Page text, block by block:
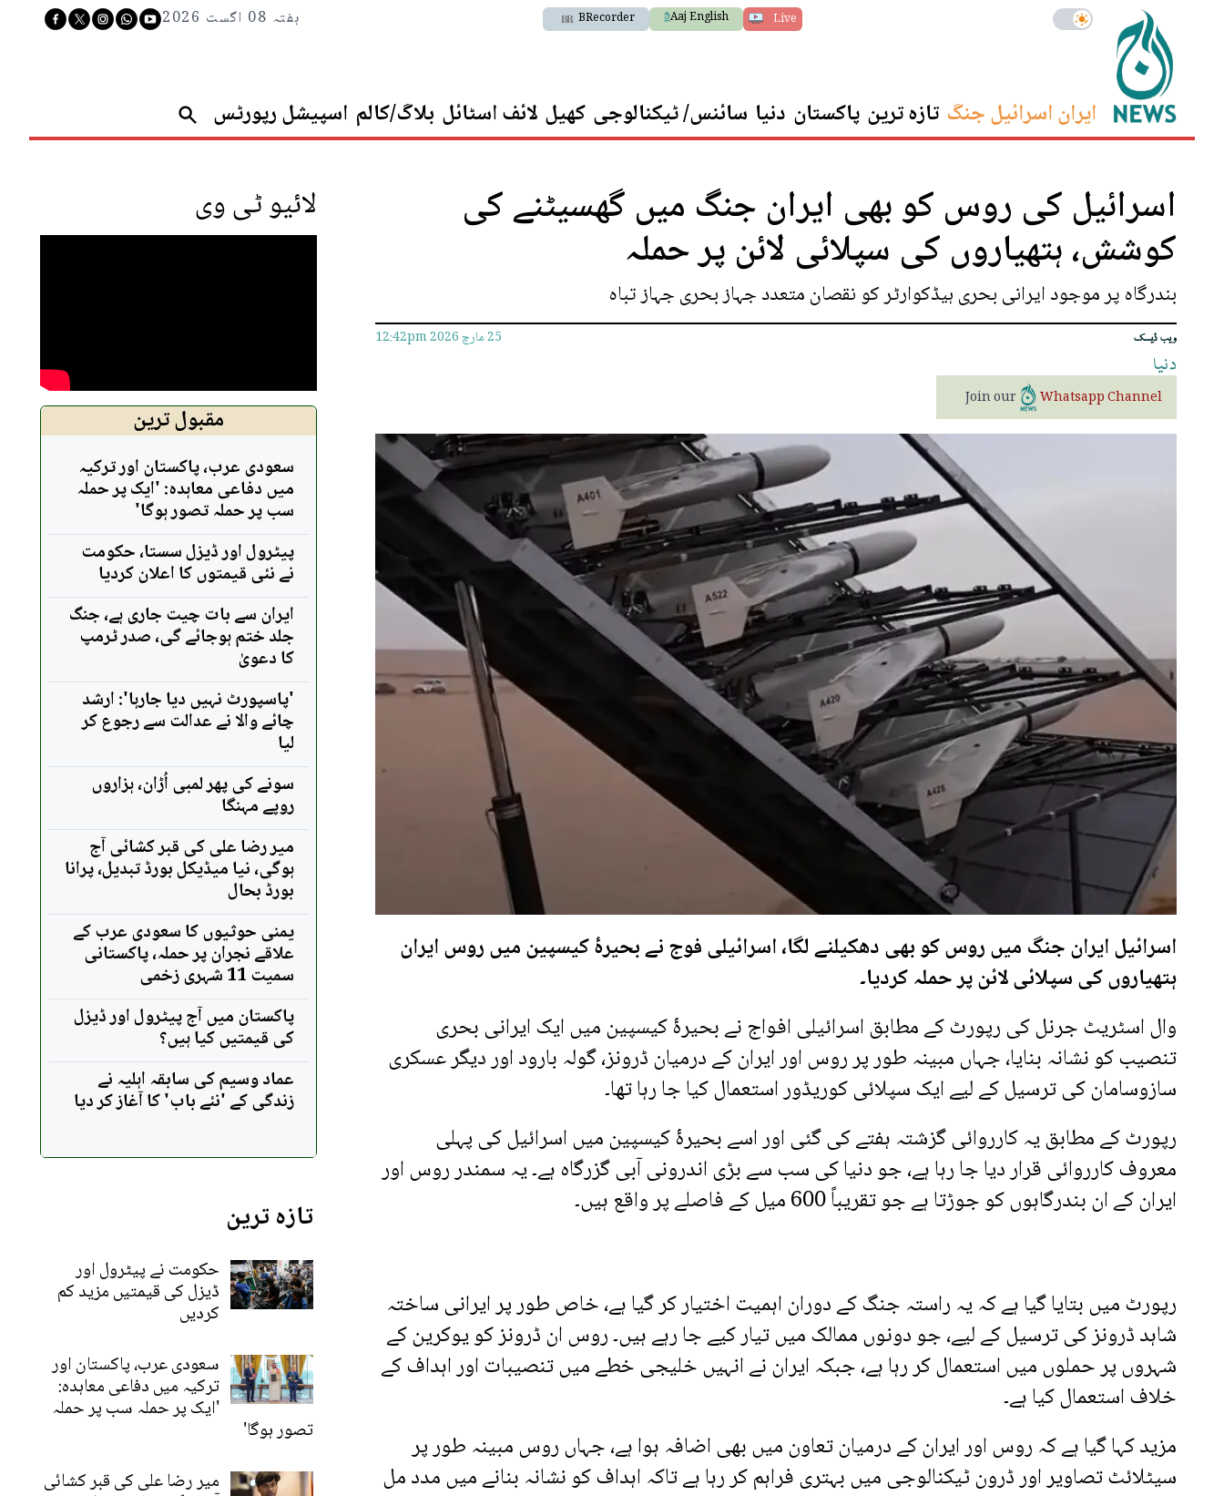
Live
Aaj English
BRecorder ہفتہ 08 اگست 2026
ایران اسرائیل جنگ تازہ ترین پاکستان دنیا سائنس/ ٹیکنالوجی کھیل لائف اسٹائل بلاگ/کالم اسپیشل رپورٹس
اسرائیل کی روس کو بھی ایران جنگ میں گھسیٹنے کی
کوشش، ہتھیاروں کی سپلائی لائن پر حملہ
بندرگاہ پر موجود ایرانی بحری ہیڈکوارٹر کو نقصان متعدد جہاز بحری جہاز تباہ
ویب ڈیسک 25 مارچ 2026 12:42pm
دنیا
Join our Whatsapp Channel
اسرائیل ایران جنگ میں روس کو بھی دھکیلنے لگا، اسرائیلی فوج نے بحیرۂ کیسپین میں روس ایران
ہتھیاروں کی سپلائی لائن پر حملہ کردیا۔
وال اسٹریٹ جرنل کی رپورٹ کے مطابق اسرائیلی افواج نے بحیرۂ کیسپین میں ایک ایرانی بحری
تنصیب کو نشانہ بنایا، جہاں مبینہ طور پر روس اور ایران کے درمیان ڈرونز، گولہ بارود اور دیگر عسکری
سازوسامان کی ترسیل کے لیے ایک سپلائی کوریڈور استعمال کیا جا رہا تھا۔
رپورٹ کے مطابق یہ کارروائی گزشتہ ہفتے کی گئی اور اسے بحیرۂ کیسپین میں اسرائیل کی پہلی
معروف کارروائی قرار دیا جا رہا ہے، جو دنیا کی سب سے بڑی اندرونی آبی گزرگاہ ہے۔ یہ سمندر روس اور
ایران کے ان بندرگاہوں کو جوڑتا ہے جو تقریباً 600 میل کے فاصلے پر واقع ہیں۔
رپورٹ میں بتایا گیا ہے کہ یہ راستہ جنگ کے دوران اہمیت اختیار کر گیا ہے، خاص طور پر ایرانی ساختہ
شاہد ڈرونز کی ترسیل کے لیے، جو دونوں ممالک میں تیار کیے جا رہے ہیں۔ روس ان ڈرونز کو یوکرین کے
شہروں پر حملوں میں استعمال کر رہا ہے، جبکہ ایران نے انہیں خلیجی خطے میں تنصیبات اور اہداف کے
خلاف استعمال کیا ہے۔
مزید کہا گیا ہے کہ روس اور ایران کے درمیان تعاون میں بھی اضافہ ہوا ہے، جہاں روس مبینہ طور پر
سیٹلائٹ تصاویر اور ڈرون ٹیکنالوجی میں بہتری فراہم کر رہا ہے تاکہ اہداف کو نشانہ بنانے میں مدد مل
لائیو ٹی وی
مقبول ترین
سعودی عرب، پاکستان اور ترکیہ
میں دفاعی معاہدہ: 'ایک پر حملہ
سب پر حملہ تصور ہوگا'
پیٹرول اور ڈیزل سستا، حکومت
نے نئی قیمتوں کا اعلان کردیا
ایران سے بات چیت جاری ہے، جنگ
جلد ختم ہوجائے گی، صدر ٹرمپ
کا دعویٰ
'پاسپورٹ نہیں دیا جارہا': ارشد
چائے والا نے عدالت سے رجوع کر
لیا
سونے کی پھر لمبی اُڑان، ہزاروں
روپے مہنگا
میر رضا علی کی قبر کشائی آج
ہوگی، نیا میڈیکل بورڈ تبدیل، پرانا
بورڈ بحال
یمنی حوثیوں کا سعودی عرب کے
علاقے نجران پر حملہ، پاکستانی
سمیت 11 شہری زخمی
پاکستان میں آج پیٹرول اور ڈیزل
کی قیمتیں کیا ہیں؟
عماد وسیم کی سابقہ اہلیہ نے
زندگی کے 'نئے باب' کا آغاز کر دیا
تازہ ترین
حکومت نے پیٹرول اور
ڈیزل کی قیمتیں مزید کم
کردیں
سعودی عرب، پاکستان اور
ترکیہ میں دفاعی معاہدہ:
'ایک پر حملہ سب پر حملہ
تصور ہوگا'
میر رضا علی کی قبر کشائی